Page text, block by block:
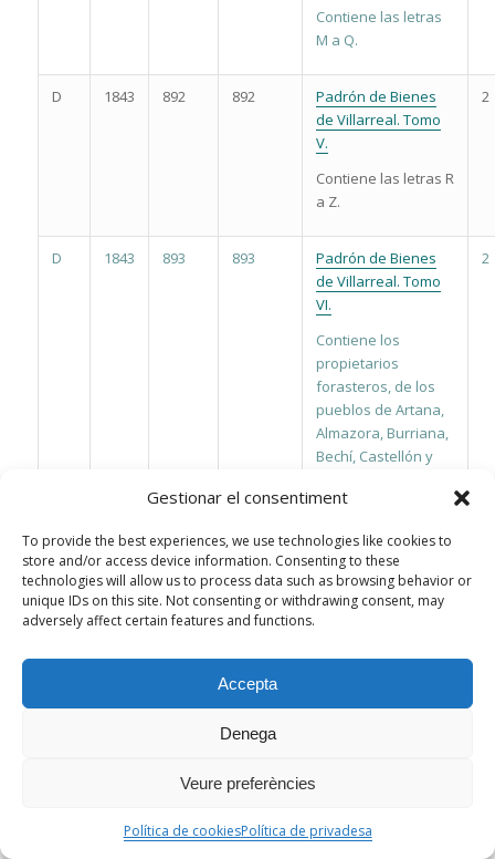
Gestionar el consentiment
To provide the best experiences, we use technologies like cookies to
store and/or access device information. Consenting to these
technologies will allow us to process data such as browsing behavior or
unique IDs on this site. Not consenting or withdrawing consent, may
adversely affect certain features and functions.
Accepta
Denega
Veure preferències
Política de cookiesPolítica de privadesa
Contiene las letras
M a Q.
D 1843 892 892
Padrón de Bienes
de Villarreal. Tomo
V.
Contiene las letras R
a Z.
2
D 1843 893 893
Padrón de Bienes
de Villarreal. Tomo
VI.
Contiene los
propietarios
forasteros, de los
pueblos de Artana,
Almazora, Burriana,
Bechí, Castellón y
2
D 1843 894 894
Padrón de Bienes
de Villarreal. Tomo
VII.
forasteros de
otros pueblos,
de Villarreal. Tomo